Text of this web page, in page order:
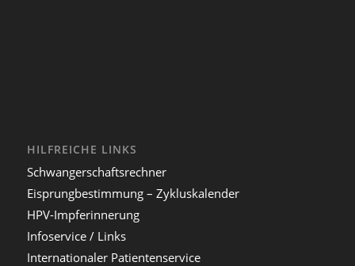
HILFREICHE LINKS
Schwangerschaftsrechner
Eisprungbestimmung – Zykluskalender
HPV-Impferinnerung
Infoservice / Links
Internationaler Patientenservice